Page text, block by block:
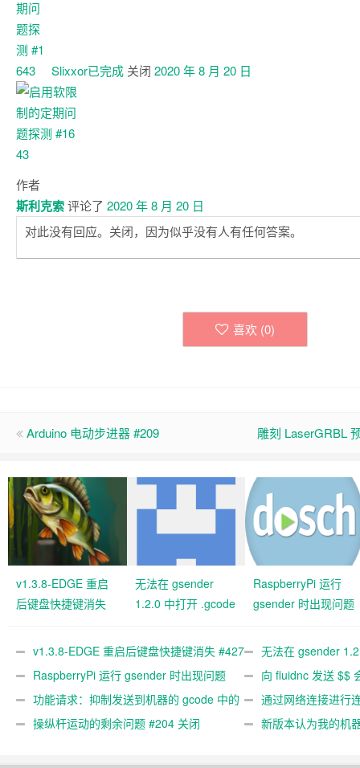
Slixxor已完成 关闭 2020 年 8 月 20 日
作者
斯利克索评论了 2020 年 8 月 20 日
对此没有回应。关闭，因为似乎没有人有任何答案。
喜欢 (0)
Arduino 电动步进器 #209 雕刻 LaserGRBL
v1.3.8-EDGE 重启
后键盘快捷键消失
无法在 gsender
1.2.0 中打开 .gcode
RaspberryPi 运行
gsender 时出现问题
v1.3.8-EDGE 重启后键盘快捷键消失 #427
关闭
无法在 gsender
#367
RaspberryPi 运行 gsender 时出现问题
#89
向 fluidnc 发送 $$
#473
功能请求：抑制发送到机器的 gcode 中的
gcode 注释。 #444 关闭
通过网络连接进行
操纵杆运动的剩余问题 #204 关闭
新版本认为我的机